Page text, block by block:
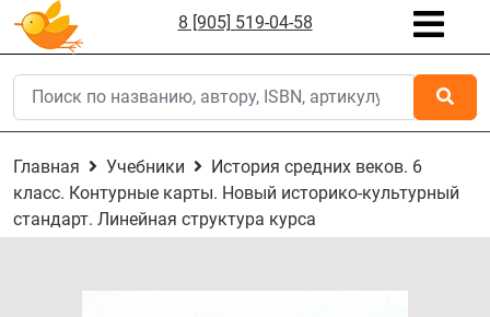
8 [905] 519-04-58
Главная Учебники
История средних веков. 6
класс. Контурные карты. Новый историко-культурный
стандарт. Линейная структура курса